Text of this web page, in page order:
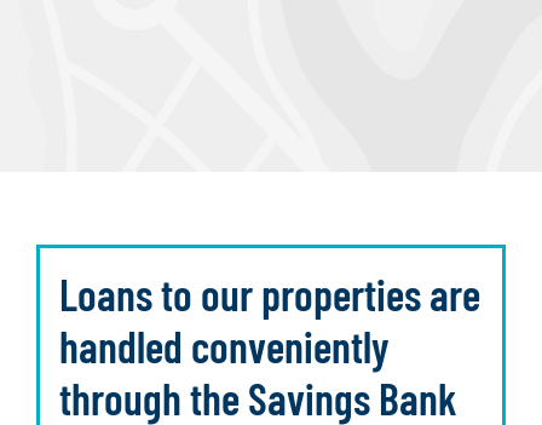
Loans to our properties are
handled conveniently
through the Savings Bank